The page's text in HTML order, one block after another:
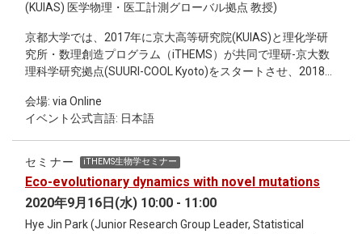
(KUIAS) 医学物理・医工計測グローバル拠点 教授)
京都大学では、2017年に京大高等研究院(KUIAS)と理化学研
究所・数理創造プログラム（iTHEMS）が共同で理研-京大数
理科学研究拠点(SUURI-COOL Kyoto)をスタートさせ、2018年
が設立されました。また, 2019年には京大理学研究科附属サ
イエンス連携探索センター(SACRA)が発足しました。これら
は、2015年にスタートした『医数物連携勉強会』や『MACS
教育プログラム』と連携し、新しい学問的流れが生まれる環
合分野研究に取り組んでいる臨床医学と数物系の第一線の研
究者がそれぞれ最新の成果報告・意見交換を行い、今後の融
合研究につながるネットワークを形成することによって、第
会場: via Online
イベント公式言語: 日本語
セミナー iTHEMS生物学セミナー
Eco-evolutionary dynamics with novel mutations
2020年9月16日(水) 10:00 - 11:00
Hye Jin Park (Junior Research Group Leader, Statistical